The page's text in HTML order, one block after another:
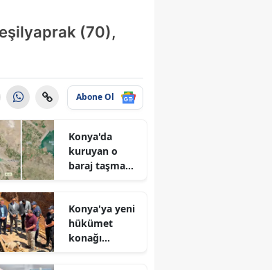
(70),
Abone Ol
Konya'da
kuruyan o
baraj taşma
Konya'ya yeni
hükümet
konağı